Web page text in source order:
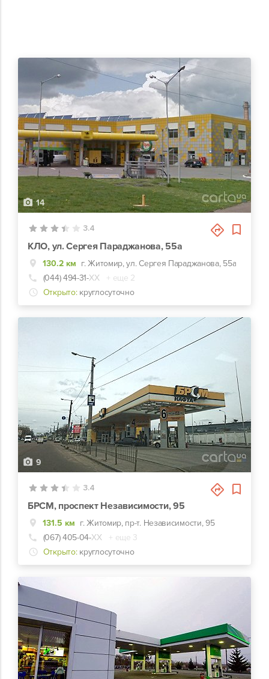
14
3.4
КЛО, ул. Сергея Параджанова, 55а
130.2 км г. Житомир, ул. Сергея Параджанова, 55а
(044) 494-31-ХХ
+ еще 2
Открыто: круглосуточно
9
3.4
БРСМ, проспект Независимости, 95
131.5 км г. Житомир, пр-т. Независимости, 95
(067) 405-04-ХХ
+ еще 3
Открыто: круглосуточно